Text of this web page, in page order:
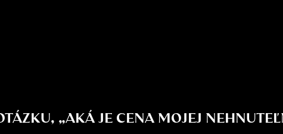
„AKÁ JE CENA MOJEJ